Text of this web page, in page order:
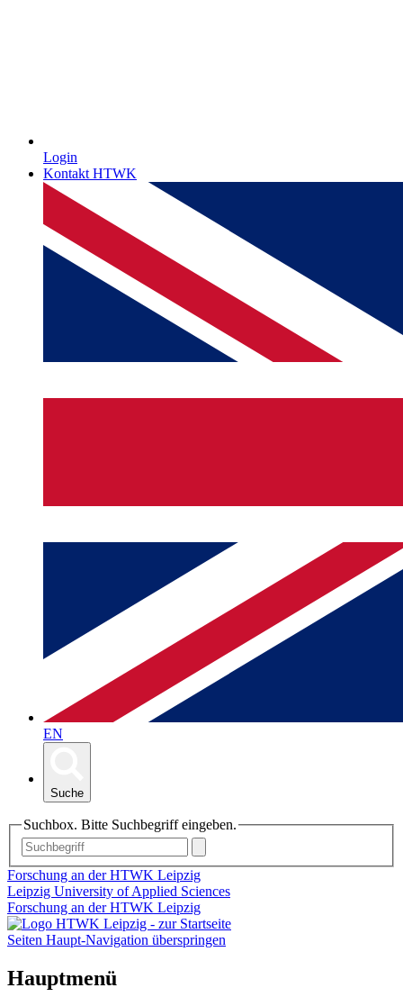
Login
Kontakt HTWK
EN
Suche
Suchbox. Bitte Suchbegriff eingeben.
Forschung an der HTWK Leipzig
Leipzig University of Applied Sciences
Forschung an der HTWK Leipzig
Seiten Haupt-Navigation überspringen
Hauptmenü